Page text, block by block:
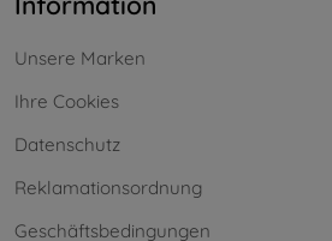
Unsere Marken
Ihre Cookies
Datenschutz
Reklamationsordnung
Geschäftsbedingungen